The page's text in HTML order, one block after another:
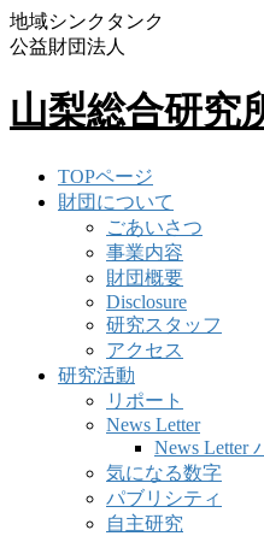
地域シンクタンク
公益財団法人
山梨総合研究
TOPページ
財団について
ごあいさつ
事業内容
財団概要
Disclosure
研究スタッフ
アクセス
研究活動
リポート
News Letter
News Letter
気になる数字
パブリシティ
自主研究